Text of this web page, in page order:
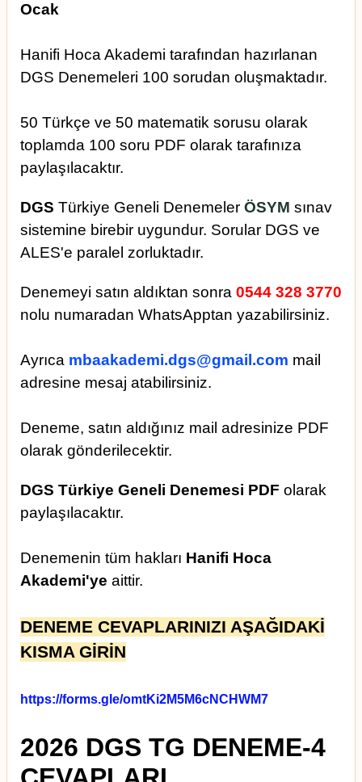
Ocak
Hanifi Hoca Akademi tarafından hazırlanan
DGS Denemeleri 100 sorudan oluşmaktadır.
50 Türkçe ve 50 matematik sorusu olarak
toplamda 100 soru PDF olarak tarafınıza
paylaşılacaktır.
DGS Türkiye Geneli Denemeler ÖSYM sınav
sistemine birebir uygundur. Sorular DGS ve
ALES'e paralel zorluktadır.
Denemeyi satın aldıktan sonra 0544 328 3770
nolu numaradan WhatsApptan yazabilirsiniz.
Ayrıca mbaakademi.dgs@gmail.com mail
adresine mesaj atabilirsiniz.
Deneme, satın aldığınız mail adresinize PDF
olarak gönderilecektir.
DGS Türkiye Geneli Denemesi PDF olarak
paylaşılacaktır.
Denemenin tüm hakları Hanifi Hoca
Akademi'ye aittir.
DENEME CEVAPLARINIZI AŞAĞIDAKİ
KISMA GİRİN
https://forms.gle/omtKi2M5M6cNCHWM7